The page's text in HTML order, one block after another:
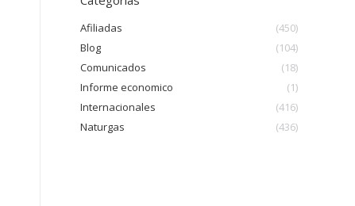
Afiliadas
(450)
Blog
(104)
Comunicados
(18)
Informe economico
(1)
Internacionales
(416)
Naturgas
(436)